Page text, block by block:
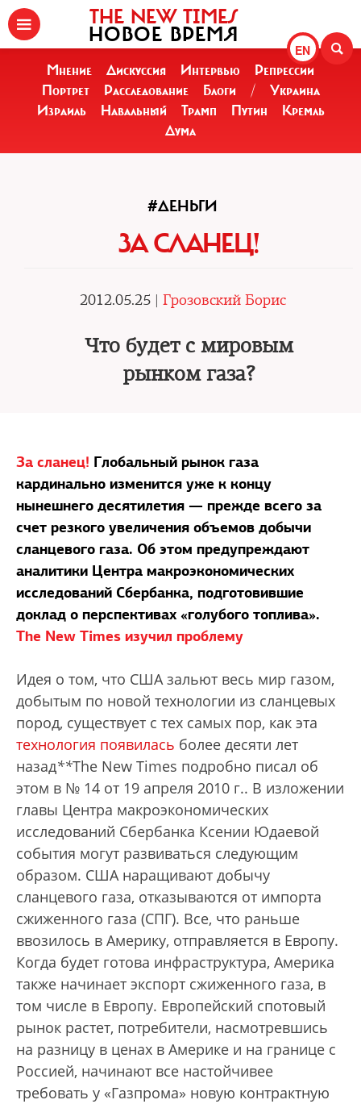
EN
THE NEW TIMES
НОВОЕ ВРЕМЯ
Мнение Дискуссия Интервью
Репрессии
Портрет
Расследование Блоги /
Украина
Израиль
Навальный Трамп Путин
Кремль
Дума
#ДЕНЬГИ
ЗА СЛАНЕЦ!
2012.05.25 | Грозовский Борис
Что будет с мировым
рынком газа?
За сланец! Глобальный рынок газа
кардинально изменится уже к концу
нынешнего десятилетия — прежде всего за
счет резкого увеличения объемов добычи
сланцевого газа. Об этом предупреждают
аналитики Центра макроэкономических
исследований Сбербанка, подготовившие
доклад о перспективах «голубого топлива».
The New Times изучил проблему
Идея о том, что США зальют весь мир газом,
добытым по новой технологии из сланцевых
пород, существует с тех самых пор, как эта
технология появилась более десяти лет
назад**The New Times подробно писал об
этом в № 14 от 19 апреля 2010 г.. В изложении
главы Центра макроэкономических
исследований Сбербанка Ксении Юдаевой
события могут развиваться следующим
образом. США наращивают добычу
сланцевого газа, отказываются от импорта
сжиженного газа (СПГ). Все, что раньше
ввозилось в Америку, отправляется в Европу.
Когда будет готова инфраструктура, Америка
также начинает экспорт сжиженного газа, в
том числе в Европу. Европейский спотовый
рынок растет, потребители, насмотревшись
на разницу в ценах в Америке и на границе с
Россией, начинают все настойчивее
требовать у «Газпрома» новую контрактную